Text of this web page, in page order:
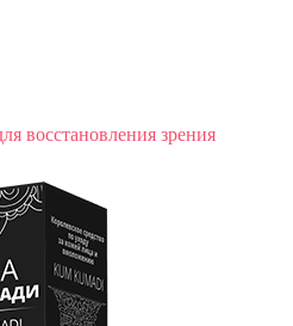
восстановления зрения